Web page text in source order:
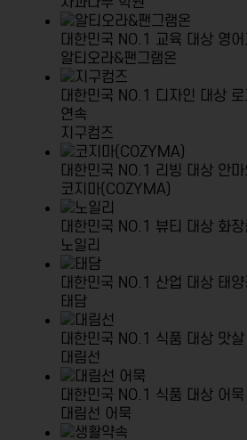
대한민국 NO.1 교육 대상 영
알티오라&팬그램온
대한민국 NO.1 디자인 대상
연속
지구컴즈
대한민국 NO.1 리빙 대상 안
코지마(COZYMA)
대한민국 NO.1 뷰티 대상 화
노일리
대한민국 NO.1 산업 대상 태
태담
대한민국 NO.1 식품 대상 맛살
대림선
대한민국 NO.1 식품 대상 어묵
대림선 어묵